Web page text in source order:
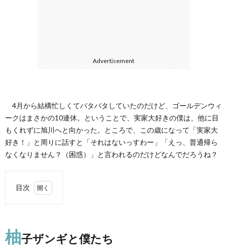
Advertisement
4月から結構忙しくてバタバタしていたのだけど、ゴールデンウィ
ークはまさかの10連休。ということで、実家大好きの僕は、他に目
もくれずに旭川へと向かった。ところで、この歳になって「実家大
好き！」と周りに話すと「それはないっすわー」「えっ、普通帰ら
なくなりません？（困惑）」と言われるのだけどなんでだろうね？
目次
1.
ギと
僕た
柚子ザンギと僕たち